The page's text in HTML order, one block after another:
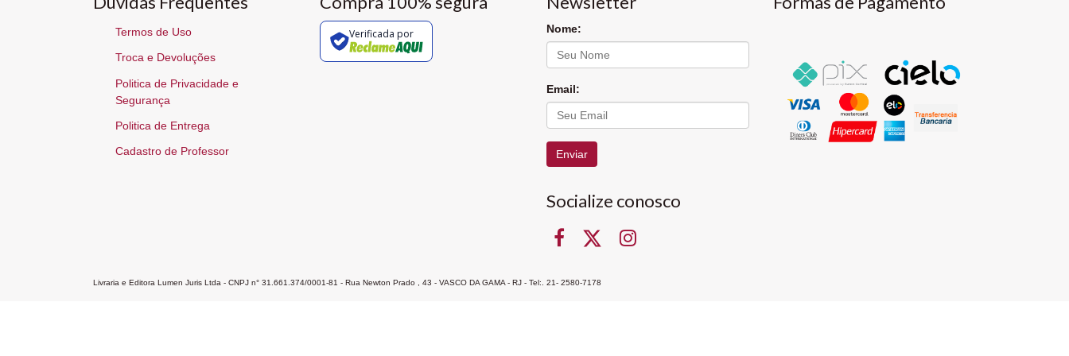
Termos de Uso
Troca e Devoluções
Politica de Privacidade e
Segurança
Politica de Entrega
Cadastro de Professor
Verificada por Nome:
Email:
Enviar
Socialize conosco
Livraria e Editora Lumen Juris Ltda - CNPJ n° 31.661.374/0001-81 - Rua Newton Prado , 43 - VASCO DA GAMA - RJ - Tel:. 21- 2580-7178